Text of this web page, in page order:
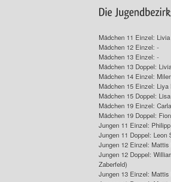
Mädchen 11 Einzel:
Mädchen 12 Einzel: -
Mädchen 13 Einzel: -
Mädchen 13 Doppel:
Mädchen 14 Einzel:
Mädchen 15 Einzel:
Mädchen 15 Doppel:
Mädchen 19 Einzel:
Mädchen 19 Doppel:
Jungen 11 Einzel:
Jungen 11 Doppel: Leon
Jungen 12 Einzel: Mattis
Jungen 12 Doppel:
Zaberfeld)
Jungen 13 Einzel: